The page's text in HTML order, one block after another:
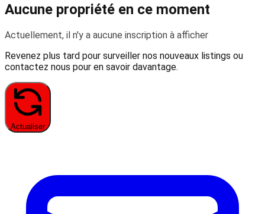
Aucune propriété en ce moment
Actuellement, il n'y a aucune inscription à afficher
Revenez plus tard pour surveiller nos nouveaux listings ou
contactez nous pour en savoir davantage.
Actualiser